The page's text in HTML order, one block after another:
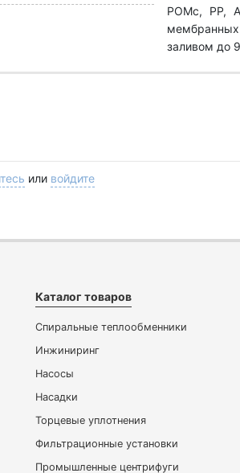
POMc, PP,
заливом до
или войдите
Каталог товаров
Спиральные теплообменники
Инжиниринг
Насосы
Насадки
Торцевые уплотнения
Фильтрационные установки
Промышленные центрифуги